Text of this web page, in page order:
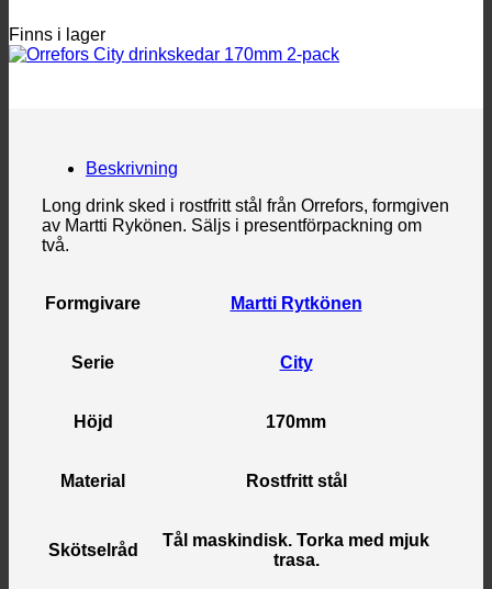
Finns i lager
Beskrivning
Long drink sked i rostfritt stål från Orrefors, formgiven
av Martti Rykönen. Säljs i presentförpackning om
två.
Formgivare Martti Rytkönen
Serie City
Höjd 170mm
Material Rostfritt stål
Skötselråd
Tål maskindisk. Torka med mjuk
trasa.